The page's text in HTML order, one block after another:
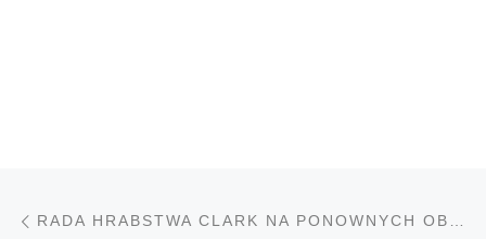
Nawigacja wpisu RADA HRABSTWA CLARK NA PONOWNYCH OBRADACH